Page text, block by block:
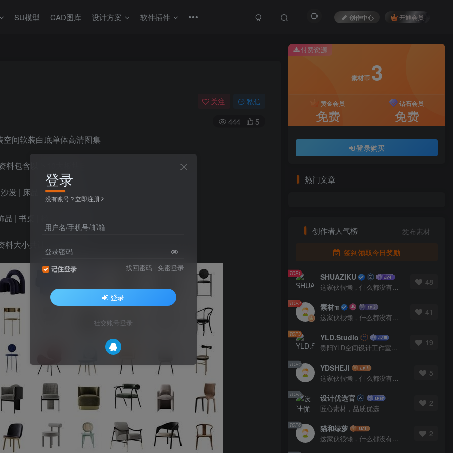
SU模型 CAD图库 设计方案 软件插件 创作中心 开通会员
关注 私信
444 5
空间软装白底单体高清图集
料包含以下10大板块
发 | 床品 | 茶几 | 灯具
品 | 书桌 | 椅子 | 电视柜
料大小共计：726 MB
付费资源
素材币 3
黄金会员
免费
钻石会员
免费
登录购买
热门文章
创作者人气榜 发布素材
签到领取今日奖励
TOP1 SHUAZIKU
这家伙很懒，什么都没有写...
48
TOP2 素材π
这家伙很懒，什么都没有写...
41
TOP3 YLD.Studio
贵阳YLD空间设计工作室，高端设计图库 ADVANCED CAD TEMPLATE 系列作者。联系邮箱：yld.studio@foxmail.com
19
TOP4 YDSHEJI
这家伙很懒，什么都没有写...
5
TOP5 设计优选官
匠心素材，品质优选
2
TOP6 猫和绿萝
这家伙很懒，什么都没有写...
2
登录
没有账号？立即注册
用户名/手机号/邮箱
登录密码
记住登录 找回密码 | 免密登录
登录
社交账号登录